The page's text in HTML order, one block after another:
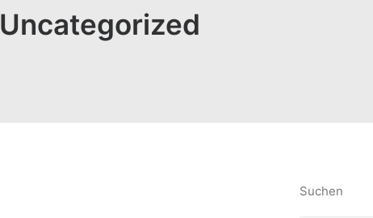
Uncategorized
Suchen